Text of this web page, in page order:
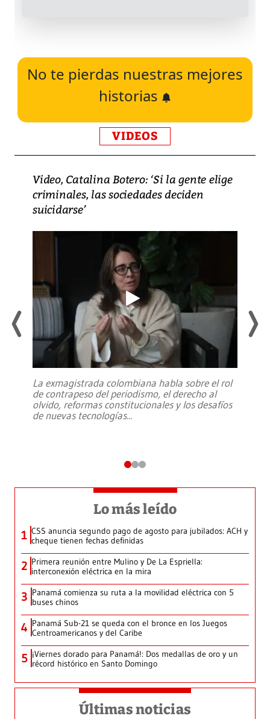
No te pierdas nuestras mejores
historias
VIDEOS
Video, Catalina Botero: ‘Si la gente elige
criminales, las sociedades deciden
suicidarse’
La exmagistrada colombiana habla sobre el rol
de contrapeso del periodismo, el derecho al
olvido, reformas constitucionales y los desafíos
de nuevas tecnologías...
Lo más leído
1 CSS anuncia segundo pago de agosto para jubilados: ACH y
cheque tienen fechas definidas
2 Primera reunión entre Mulino y De La Espriella:
interconexión eléctrica en la mira
3 Panamá comienza su ruta a la movilidad eléctrica con 5
buses chinos
4 Panamá Sub-21 se queda con el bronce en los Juegos
Centroamericanos y del Caribe
5 ¡Viernes dorado para Panamá!: Dos medallas de oro y un
récord histórico en Santo Domingo
Últimas noticias